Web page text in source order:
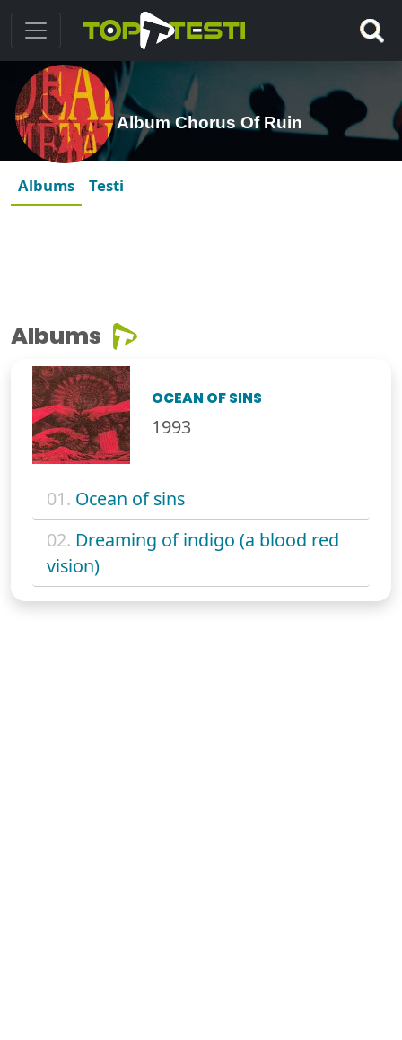
Album Chorus Of Ruin
Albums Testi
Albums
OCEAN OF SINS
1993
01. Ocean of sins
02. Dreaming of indigo (a blood red
vision)